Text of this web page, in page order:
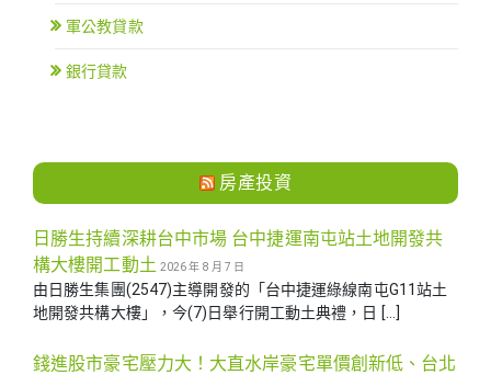
軍公教貸款
銀行貸款
房產投資
日勝生持續深耕台中市場 台中捷運南屯站土地開發共
構大樓開工動土 2026 年 8 月 7 日
由日勝生集團(2547)主導開發的「台中捷運綠線南屯G11站土
地開發共構大樓」，今(7)日舉行開工動土典禮，日 […]
錢進股市豪宅壓力大！大直水岸豪宅單價創新低、台北